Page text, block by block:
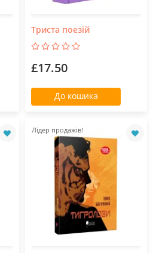
Триста поезій
£17.50
До кошика
Лідер продажів!